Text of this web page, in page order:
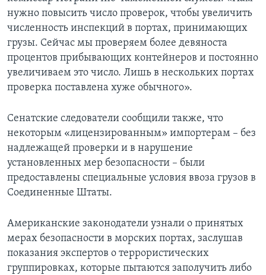
нужно повысить число проверок, чтобы увеличить
численность инспекций в портах, принимающих
грузы. Сейчас мы проверяем более девяноста
процентов прибывающих контейнеров и постоянно
увеличиваем это число. Лишь в нескольких портах
проверка поставлена хуже обычного».
Сенатские следователи сообщили также, что
некоторым «лицензированным» импортерам – без
надлежащей проверки и в нарушение
установленных мер безопасности – были
предоставлены специальные условия ввоза грузов в
Соединенные Штаты.
Американские законодатели узнали о принятых
мерах безопасности в морских портах, заслушав
показания экспертов о террористических
группировках, которые пытаются заполучить либо